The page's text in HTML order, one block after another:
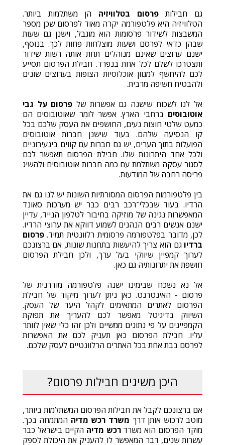
גם חבילותפרסום בטלוויזיה הן משתלמות ביותר.
הטלוויזיה היא פלטפורמה יקרה מאוד לפרסום שכן מספר
המשבצות לשידור פרסומות הוא מוגבל, וישנן גם שעות
שבהן כדאי לפרסם ושעות מוצלחות פחות לכך. בנוסף,
ישנם ערוצים שאינם מנוהלים תחת אותה רשות שידור
ותצטרכו לשלם לכל אחת בנפרד. חבילת הפרסום תסייע
לכם להיחשף למגוון אוכלוסיות הצופות בערוצים שונים
ולהבטיח חשיפה מרבית.
אל לנו לשכוח שישנה גם אפשרות של פרסום על גבי
אוטובוסים ברחבי הארץ. אפשר לומר שאוטובוסים הם
כמעט שלטי חוצות נעים, החושפים את העסק שלכם בכל
קו הנסיעה שלהם. בעוד שישנן חברות אוטובוסים
הפועלות בתוך הערים, יש גם חברות עם קווים בינעירוניים
ולכל אחד היתרונות שלו. חבילת הפרסום תאפשר לכם
לסגור עסקה משתלמת עם כמה חברות אוטובוסים ולהשיג
פריסה רחבה של המודעות.
בין פלטפורמות הפרסום המסורתיות השונות יש לנו גם את
הרדיו. בעוד שבכלי־רכב רבים כבר יש מערכות סאונד
המאפשרות נגינה של מוזיקה בחיבור לטלפון הנייד, עדיין
ישנם אנשים רבים הנהנים לשמוע דווקא את ערוצי הרדיו.
לכן, מדובר בפלטפורמה פרסומית רלוונטית תמיד.פרסום
ברדיו גם הוא צריך להיעשות בתחנות שונות, אם ברצונכם
לערוך קמפיין שיווקי בעל ערך, ולכן חבילת הפרסום
חושפת את יתרונותיה גם כאן.
אל נא נשכח שבימינו ישנה פלטפורמה מודרנית של
פרסום - האינטרנט. כאן ניתן לערוך מיקוד של חבילת
הפרסום לאתרים המתאימים לקהל היעד של העסק.
השיווק בדיגיטל מאפשר לכם להעריך את תפוקת
הקמפיינים על פי נתונים ממשיים ולכן זהו כלי שאין לוותר
עליו. חבילת הפרסום כאן תעניק לכם את האפשרות
לפרסם בבת אחת בכל האתרים הרלוונטיים לעסק שלכם.
היכן משיגים חבילות פרסום?
אם ברצונכם לקבל את חבילות הפרסום המשתלמות ביותר,
מוטב לרכוש אותן דרך משרד רכש מדיה המתמחה בכך.
מוקד הפרסום הוא משרדרכש מדיה הקיים בישראל כבר
עשרות שנים, דבר המאפשר לו להעניק את היכולת לספק